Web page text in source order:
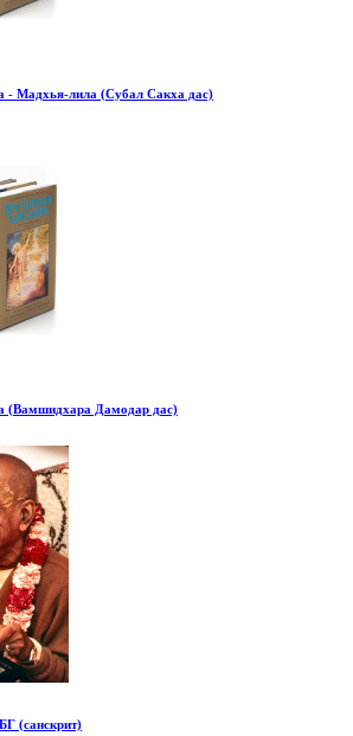
- Мадхья-лила (Субал Сакха дас)
(Вамшидхара Дамодар дас)
(санскрит)